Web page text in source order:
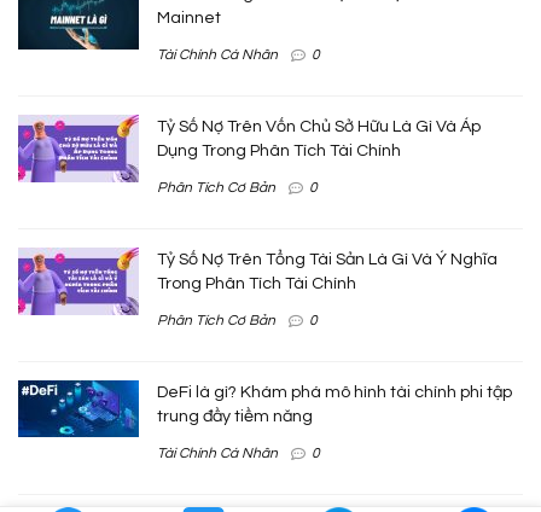
Mainnet
Tài Chính Cá Nhân 0
Tỷ Số Nợ Trên Vốn Chủ Sở Hữu Là Gì Và Áp
Dụng Trong Phân Tích Tài Chính
Phân Tích Cơ Bản 0
Tỷ Số Nợ Trên Tổng Tài Sản Là Gì Và Ý Nghĩa
Trong Phân Tích Tài Chính
Phân Tích Cơ Bản 0
DeFi là gì? Khám phá mô hình tài chính phi tập
trung đầy tiềm năng
Tài Chính Cá Nhân 0